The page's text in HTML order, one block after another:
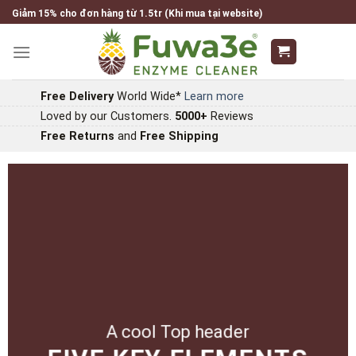
Skip
to
content
Giảm 15% cho đơn hàng từ 1.5tr (Khi mua tại website)
Free DeliveryWorld Wide* Learn more
Loved by our Customers. 5000+ Reviews
Free Returns and Free Shipping
A cool Top header
A cool Top header
A cool Top header